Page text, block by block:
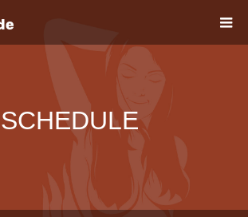
SCHEDULE